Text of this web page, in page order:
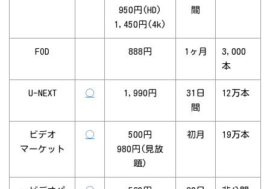
950円(HD)
1,450円(4k)
間
FOD 888円 1ヶ月
3,000
本
U-NEXT ◯ 1,990円
31日
間
12万本
ビデオ
マーケット
◯
500円
980円(見放
題)
初月 19万本